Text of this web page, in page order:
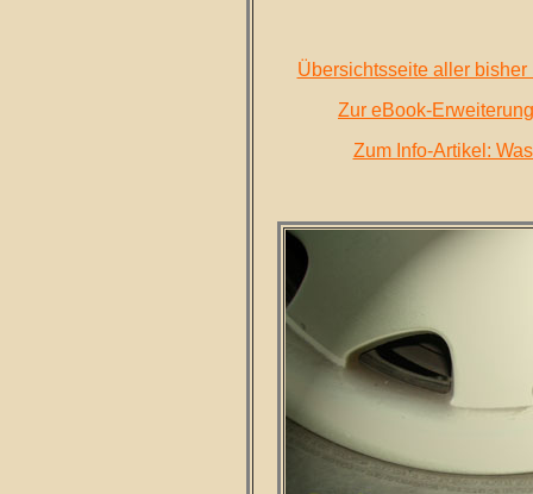
Übersichtsseite aller
Zur eBook-
Zum Info-Artikel: